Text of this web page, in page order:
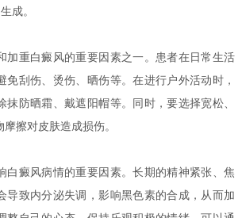
成。
重白癜风的重要因素之一。患者在日常生活
免刮伤、烫伤、晒伤等。在进行户外活动时，
抹防晒霜、戴遮阳帽等。同时，要选择宽松、
擦对皮肤造成损伤。
癜风病情的重要因素。长期的精神紧张、焦
导致内分泌失调，影响黑色素的合成，从而加